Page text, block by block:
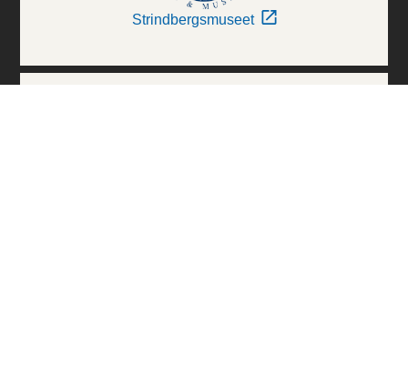
Strindbergsmuseet